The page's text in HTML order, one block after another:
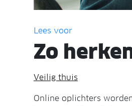
Lees voor
Zo
Veilig thuis
Online oplichters